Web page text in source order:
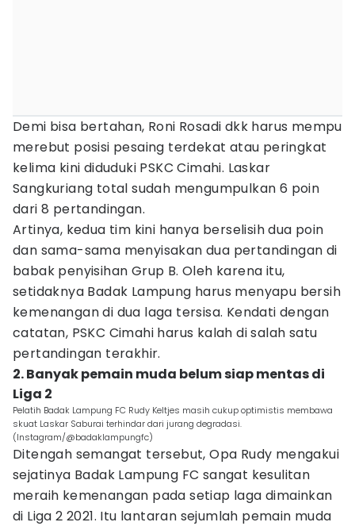
Demi bisa bertahan, Roni Rosadi dkk harus mempu
merebut posisi pesaing terdekat atau peringkat
kelima kini diduduki PSKC Cimahi. Laskar
Sangkuriang total sudah mengumpulkan 6 poin
dari 8 pertandingan.
Artinya, kedua tim kini hanya berselisih dua poin
dan sama-sama menyisakan dua pertandingan di
babak penyisihan Grup B. Oleh karena itu,
setidaknya Badak Lampung harus menyapu bersih
kemenangan di dua laga tersisa. Kendati dengan
catatan, PSKC Cimahi harus kalah di salah satu
pertandingan terakhir.
2. Banyak pemain muda belum siap mentas di
Liga 2
Pelatih Badak Lampung FC Rudy Keltjes masih cukup optimistis membawa
skuat Laskar Saburai terhindar dari jurang degradasi.
(Instagram/@badaklampungfc)
Ditengah semangat tersebut, Opa Rudy mengakui
sejatinya Badak Lampung FC sangat kesulitan
meraih kemenangan pada setiap laga dimainkan
di Liga 2 2021. Itu lantaran sejumlah pemain muda